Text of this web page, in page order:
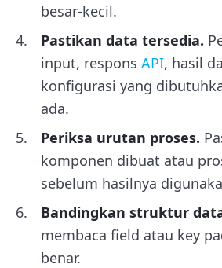
besar-kecil.
Pastikan data tersedia.
input, respons API, hasil
konfigurasi yang
ada.
Periksa urutan proses.
komponen dibuat atau
sebelum hasilnya
Bandingkan struktur
membaca field atau key
benar.